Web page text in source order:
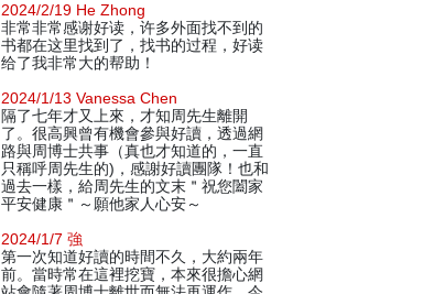
2024/2/19 He Zhong
非常非常感谢好读，许多外面找不到的
书都在这里找到了，找书的过程，好读
给了我非常大的帮助！
2024/1/13 Vanessa Chen
隔了七年才又上來，才知周先生離開
了。很高興曾有機會參與好讀，透過網
路與周博士共事（真也才知道的，一直
只稱呼周先生的)，感謝好讀團隊！也和
過去一樣，給周先生的文末＂祝您闔家
平安健康＂～願他家人心安～
2024/1/7 強
第一次知道好讀的時間不久，大約兩年
前。當時常在這裡挖寶，本來很擔心網